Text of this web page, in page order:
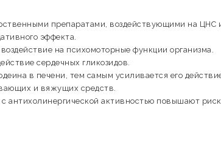
препаратами, воздействующими на ЦНС
эффекта.
на психомоторные функции организма.
сердечных гликозидов.
в печени, тем самым усиливается его
и вяжущих средств.
антихолинергической активностью повышают риск